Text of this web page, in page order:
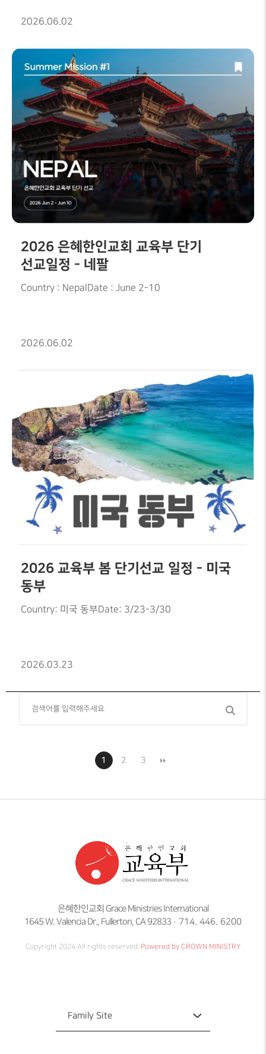
2026.06.02
2026 은혜한인교회 교육부 단기
선교일정 - 네팔
Country : NepalDate : June 2-10
2026.06.02
2026 교육부 봄 단기선교 일정 - 미국
동부
Country: 미국 동부Date: 3/23-3/30
2026.03.23
1 2 3
은혜한인교회 Grace Ministries International
1645 W. Valencia Dr., Fullerton, CA 92833
714. 446. 6200
Copyright 2024 All rights reserved. Powered by CROWN MINISTRY
Family Site